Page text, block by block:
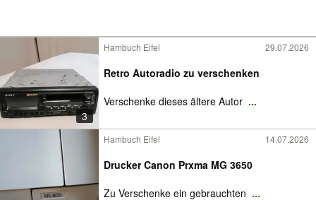
3
Hambuch Eifel 29.07.2026
Retro Autoradio zu verschenken
Verschenke dieses ältere Autor ...
Hambuch Eifel 14.07.2026
Drucker Canon Prxma MG 3650
Zu Verschenke ein gebrauchten ...